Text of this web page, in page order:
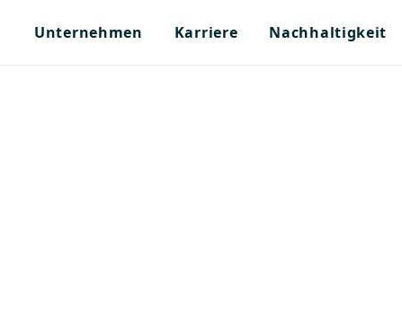
Unternehmen Karriere Nachhaltigkeit